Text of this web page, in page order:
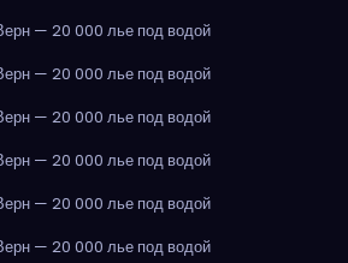
— 20 000 лье под водой
— 20 000 лье под водой
— 20 000 лье под водой
— 20 000 лье под водой
— 20 000 лье под водой
— 20 000 лье под водой